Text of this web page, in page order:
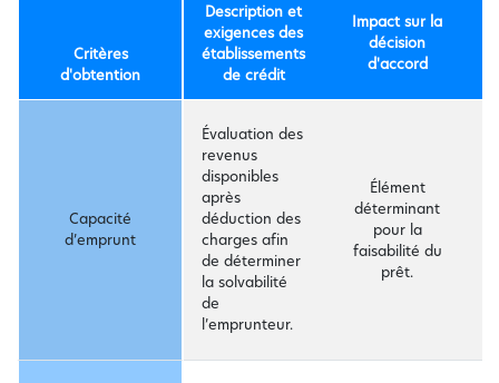
Critères
d'obtention
Description et
exigences des
établissements
de crédit
Impact sur la
décision
d'accord
Capacité
d’emprunt
Évaluation des
revenus
disponibles
après
déduction des
charges afin
de déterminer
la solvabilité
de
l’emprunteur.
Élément
déterminant
pour la
faisabilité du
prêt.